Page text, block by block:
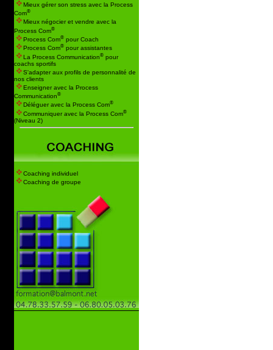
Mieux gérer son stress avec la Process
Com®
Mieux négocier et vendre avec la
Process Com®
Process Com® pour Coach
Process Com® pour assistantes
La Process Communication® pour
coachs sportifs
S'adapter aux profils de personnalité de
nos clients
Enseigner avec la Process
Communication®
Déléguer avec la Process Com®
Communiquer avec la Process Com®
(Niveau 2)
Coaching individuel
Coaching de groupe